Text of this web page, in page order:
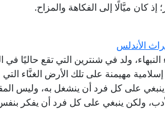
إذ كان ميَّالًا إلى الفكاهة والمزاح.
الأندلس
إسلامية مهيمنة على تلك الأرض الغنَّاء
ينبغي على كل فرد أن ينشغل به، وليس
ولكن ينبغي على كل فرد أن يفكر